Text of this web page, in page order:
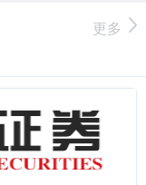
更多